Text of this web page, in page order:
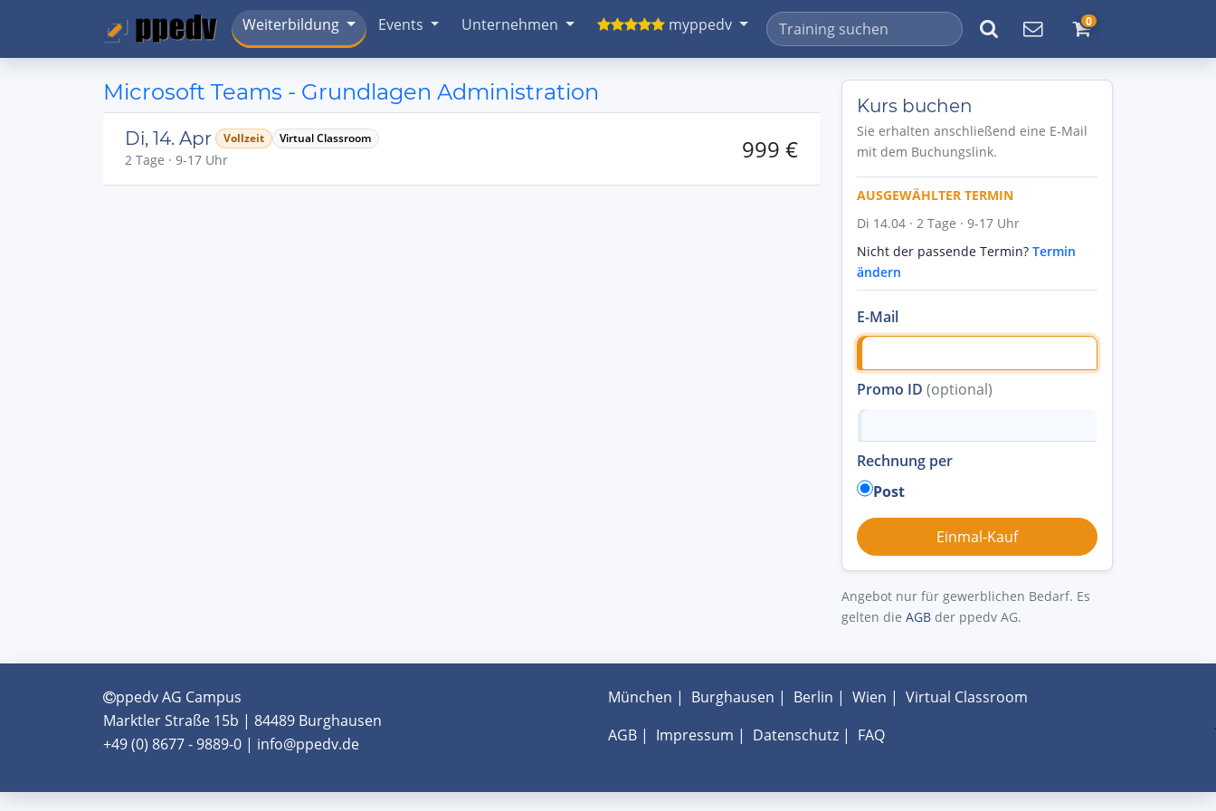
Weiterbildung Events Unternehmen myppedv 0
Microsoft Teams - Grundlagen Administration
Di, 14. Apr Vollzeit Virtual Classroom
2 Tage · 9-17 Uhr 999 €
Kurs buchen
Sie erhalten anschließend eine E-Mail
mit dem Buchungslink.
AUSGEWÄHLTER TERMIN
Di 14.04 · 2 Tage · 9-17 Uhr
Nicht der passende Termin? Termin
ändern
E-Mail
Promo ID (optional)
Rechnung per
Post
Angebot nur für gewerblichen Bedarf. Es
gelten die AGB der ppedv AG.
ppedv AG Campus
Marktler Straße 15b | 84489 Burghausen
+49 (0) 8677 - 9889-0 | info@ppedv.de
München | Burghausen | Berlin | Wien | Virtual Classroom
AGB| Impressum | Datenschutz| FAQ